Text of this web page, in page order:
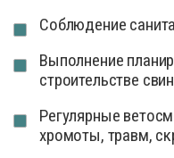
Соблюдение
Выполнение
строительстве
Регулярные
хромоты, травм,